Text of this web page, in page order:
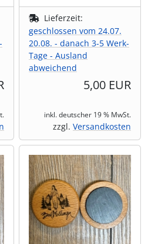
Lieferzeit:
geschlossen vom 24.07.
20.08. - danach 3-5 Werk-
Tage - Ausland
abweichend
5,00 EUR
inkl. deutscher 19 % MwSt.
zzgl. Versandkosten
Musikinstrumente